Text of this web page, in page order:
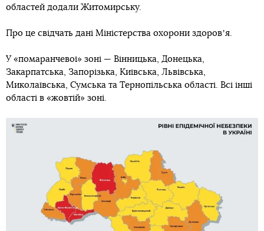
областей додали Житомирську.
Про це свідчать дані Міністерства охорони здоровʼя.
У «помаранчевої» зоні — Вінницька, Донецька,
Закарпатська, Запорізька, Київська, Львівська,
Миколаївська, Сумська та Тернопільська області. Всі інші
області в «жовтій» зоні.